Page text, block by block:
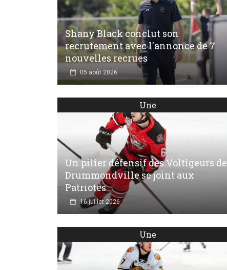
Shany Black conclut son
recrutement avec l'annonce de 7
nouvelles recrues
05 août 2026
Une
Un pilier défensif des Voltigeurs de
Drummondville se joint aux
Patriotes
16 juillet 2026
Une